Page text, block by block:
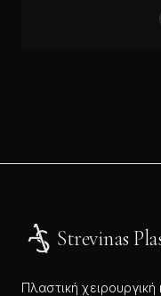
Strevinas
Πλαστική χειρουργική